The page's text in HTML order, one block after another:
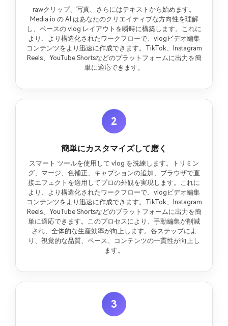
rawクリップ、写真、さらにはテキストから始めます。
Media.io の AI はあなたのクリエイティブな方向性を理解
し、ベースの vlog レイアウトを瞬時に構築します。これに
より、より構造化されたワークフローで、vlogビデオ編集
コンテンツをより迅速に作成できます。TikTok、Instagram
Reels、YouTube Shortsなどのプラットフォームに出力を簡
単に適応できます。
2
簡単にカスタマイズして磨く
スマート ツールを使用して vlog を洗練します。トリミン
グ、マージ、色補正、キャプションの追加、ブラウザで直
接エフェクトを適用してプロの外観を実現します。これに
より、より構造化されたワークフローで、vlogビデオ編集
コンテンツをより迅速に作成できます。TikTok、Instagram
Reels、YouTube Shortsなどのプラットフォームに出力を簡
単に適応できます。このプロセスにより、手動編集が削減
され、全体的な生産効率が向上します。各ステップによ
り、視覚的な品質、ペース、コンテンツの一貫性が向上し
ます。
3